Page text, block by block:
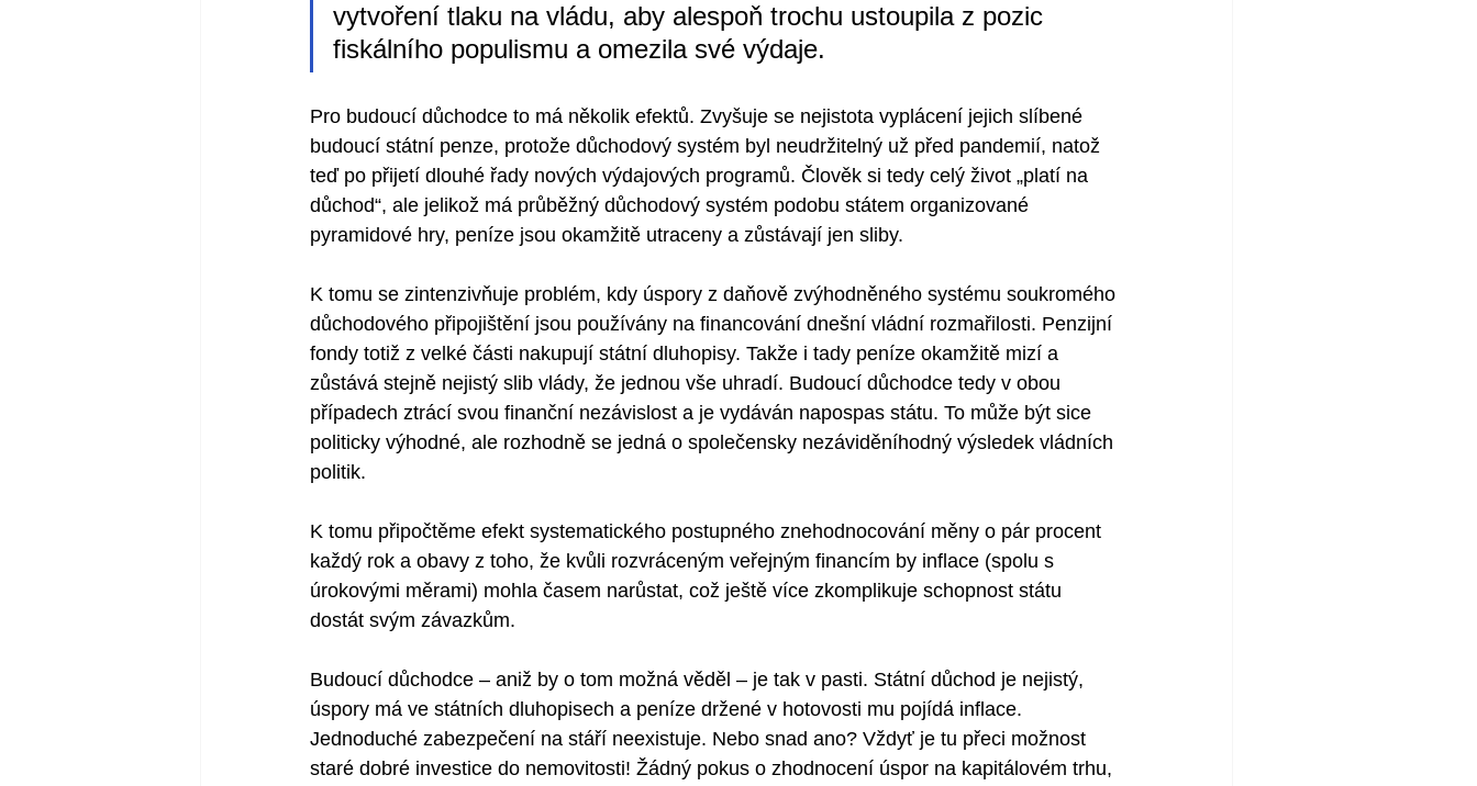
vytvoření tlaku na vládu, aby alespoň trochu ustoupila z pozic
fiskálního populismu a omezila své výdaje.
Pro budoucí důchodce to má několik efektů. Zvyšuje se nejistota vyplácení jejich slíbené
budoucí státní penze, protože důchodový systém byl neudržitelný už před pandemií, natož
teď po přijetí dlouhé řady nových výdajových programů. Člověk si tedy celý život „platí na
důchod“, ale jelikož má průběžný důchodový systém podobu státem organizované
pyramidové hry, peníze jsou okamžitě utraceny a zůstávají jen sliby.
K tomu se zintenzivňuje problém, kdy úspory z daňově zvýhodněného systému soukromého
důchodového připojištění jsou používány na financování dnešní vládní rozmařilosti. Penzijní
fondy totiž z velké části nakupují státní dluhopisy. Takže i tady peníze okamžitě mizí a
zůstává stejně nejistý slib vlády, že jednou vše uhradí. Budoucí důchodce tedy v obou
případech ztrácí svou finanční nezávislost a je vydáván napospas státu. To může být sice
politicky výhodné, ale rozhodně se jedná o společensky nezáviděníhodný výsledek vládních
politik.
K tomu připočtěme efekt systematického postupného znehodnocování měny o pár procent
každý rok a obavy z toho, že kvůli rozvráceným veřejným financím by inflace (spolu s
úrokovými měrami) mohla časem narůstat, což ještě více zkomplikuje schopnost státu
dostát svým závazkům.
Budoucí důchodce – aniž by o tom možná věděl – je tak v pasti. Státní důchod je nejistý,
úspory má ve státních dluhopisech a peníze držené v hotovosti mu pojídá inflace.
Jednoduché zabezpečení na stáří neexistuje. Nebo snad ano? Vždyť je tu přeci možnost
staré dobré investice do nemovitosti! Žádný pokus o zhodnocení úspor na kapitálovém trhu,